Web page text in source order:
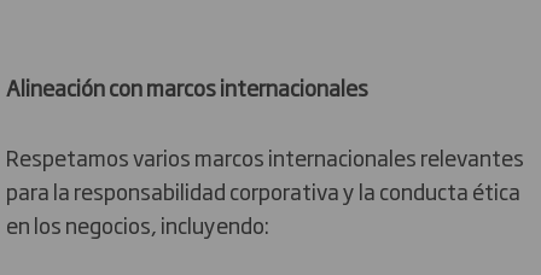
Alineación con marcos internacionales
Respetamos varios marcos internacionales relevantes
para la responsabilidad corporativa y la conducta ética
en los negocios, incluyendo: